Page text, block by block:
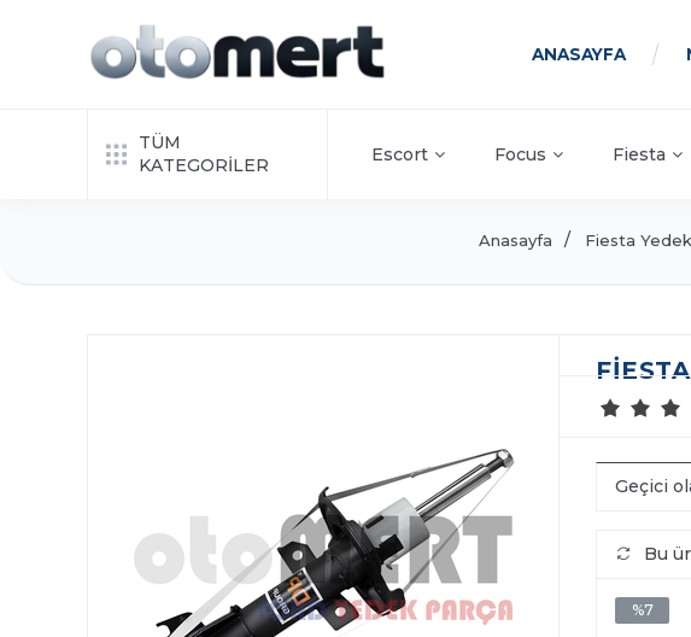
ANASAYFA
TÜM
KATEGORİLER
Escort Focus Fiesta
Anasayfa Fiesta
Geçici
Bu
%7